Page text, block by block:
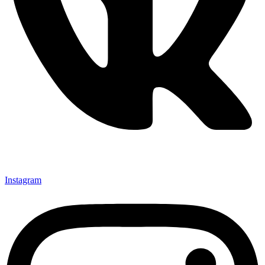
Instagram